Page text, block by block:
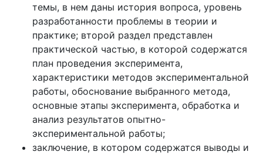
темы, в нем даны история вопроса, уровень
разработанности проблемы в теории и
практике; второй раздел представлен
практической частью, в которой содержатся
план проведения эксперимента,
характеристики методов экспериментальной
работы, обоснование выбранного метода,
основные этапы эксперимента, обработка и
анализ результатов опытно-
экспериментальной работы;
заключение, в котором содержатся выводы и